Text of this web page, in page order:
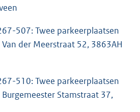
507: Twee parkeerplaatsen
der Meerstraat 52, 3863AH
510: Twee parkeerplaatsen
Stamstraat 37,